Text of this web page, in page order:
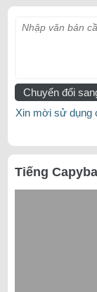
Nhập văn bản
Chuyển đổi
Xin mời sử dụng
Tiếng